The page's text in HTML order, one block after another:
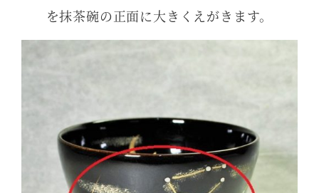
を抹茶碗の正面に大きくえがきます。